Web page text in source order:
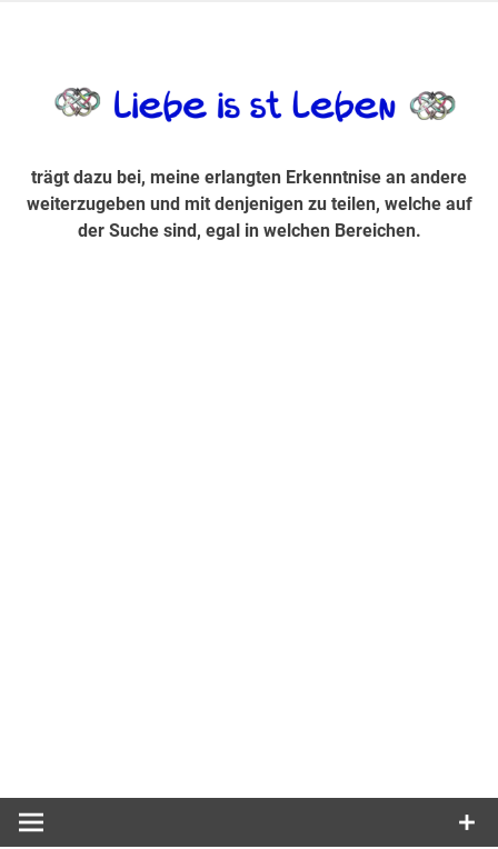
Suche sind, egal in welchen Bereichen.
trägt dazu bei, meine erlangten Erkenntnise an andere
weiterzugeben und mit denjenigen zu teilen, welche auf
der Suche sind, egal in welchen Bereichen.